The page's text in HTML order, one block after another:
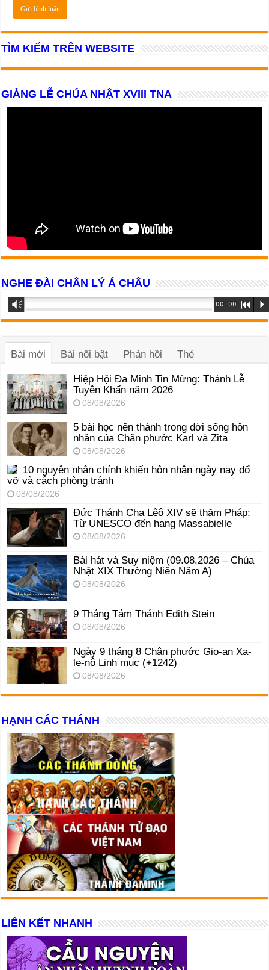
TÌM KIẾM TRÊN WEBSITE
GIẢNG LỄ CHÚA NHẬT XVIII TNA
NGHE ĐÀI CHÂN LÝ Á CHÂU
Trình
phát
âm
Vm 00:00 R P
Bài mới Bài nổi bật Phản hồi Thẻ
Hiệp Hội Đa Minh Tin Mừng: Thánh Lễ
Tuyên Khấn năm 2026
08/08/2026
5 bài học nên thánh trong đời sống hôn
nhân của Chân phước Karl và Zita
08/08/2026
10 nguyên nhân chính khiến hôn nhân ngày nay đổ
vỡ và cách phòng tránh
08/08/2026
Đức Thánh Cha Lêô XIV sẽ thăm Pháp:
Từ UNESCO đến hang Massabielle
08/08/2026
Bài hát và Suy niệm (09.08.2026 – Chúa
Nhật XIX Thường Niên Năm A)
08/08/2026
9 Tháng Tám Thánh Edith Stein
08/08/2026
Ngày 9 tháng 8 Chân phước Gio-an Xa-
le-nô Linh mục (+1242)
08/08/2026
HẠNH CÁC THÁNH
LIÊN KẾT NHANH